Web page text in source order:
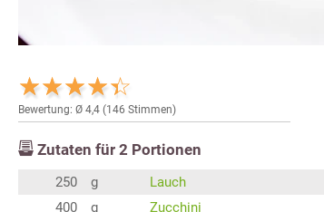
Bewertung: Ø 4,4 (146 Stimmen)
Zutaten für 2 Portionen
250 g
Lauch
400
g
Zucchini